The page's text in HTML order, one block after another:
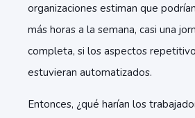
organizaciones estiman que
más horas a la semana, casi una
completa, si los aspectos
estuvieran automatizados.
Entonces, ¿qué harían los